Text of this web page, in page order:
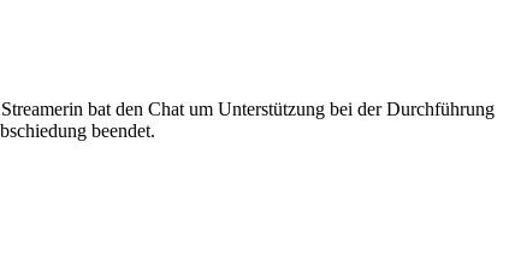
bat den Chat um Unterstützung bei der Durchführung
beendet.